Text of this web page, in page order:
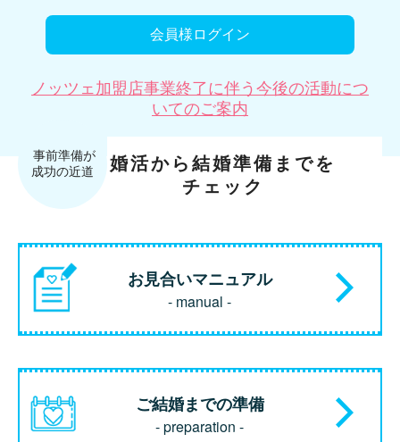
ノッツェ加盟店事業終了に伴う今後の活動につ
いてのご案内
婚活から結婚準備までを
チェック
お見合いマニュアル
- manual -
ご結婚までの準備
- preparation -